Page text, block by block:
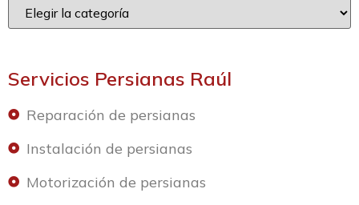
Servicios Persianas Raúl
Reparación de persianas
Instalación de persianas
Motorización de persianas